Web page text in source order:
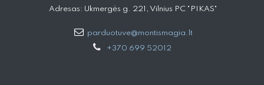
Adresas: Ukmergės g. 221, Vilnius PC "PIKAS"
parduotuve@montismagia.lt
+370 699 52012